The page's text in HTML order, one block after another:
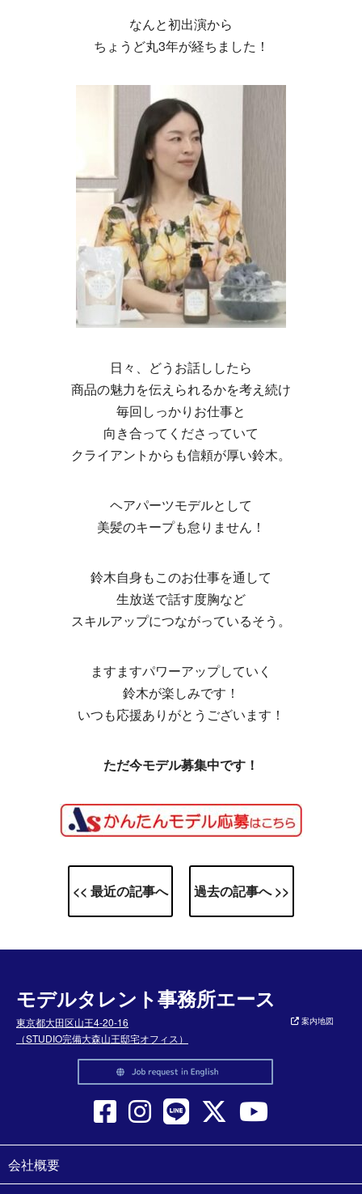
なんと初出演から
ちょうど丸3年が経ちました！
日々、どうお話ししたら
商品の魅力を伝えられるかを考え続け
毎回しっかりお仕事と
向き合ってくださっていて
クライアントからも信頼が厚い鈴木。
ヘアパーツモデルとして
美髪のキープも怠りません！
鈴木自身もこのお仕事を通して
生放送で話す度胸など
スキルアップにつながっているそう。
ますますパワーアップしていく
鈴木が楽しみです！
いつも応援ありがとうございます！
ただ今モデル募集中です！
<< 最近の記事へ 過去の記事へ >>
モデルタレント事務所エース
東京都大田区山王4-20-16
（STUDIO完備大森山王邸宅オフィス）
案内地図
会社概要